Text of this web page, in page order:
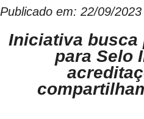
Publicado em: 22/09/2023
Iniciativa busca
para Selo